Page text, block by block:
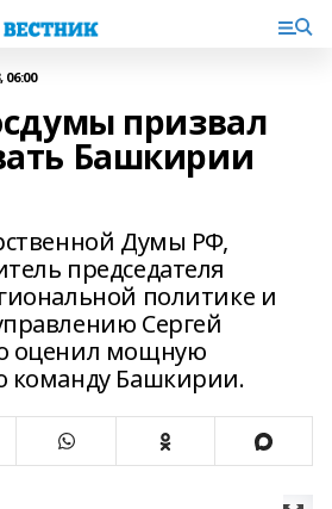
06:00
призвал
Башкирии
Думы РФ,
председателя
политике и
Сергей
оценил мощную
команду Башкирии.